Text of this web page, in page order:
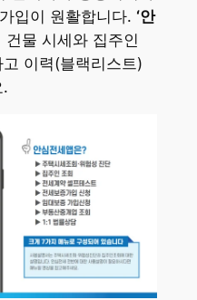
가입이 원활합니다. ‘안
건물 시세와 집주인
이력(블랙리스트)
.